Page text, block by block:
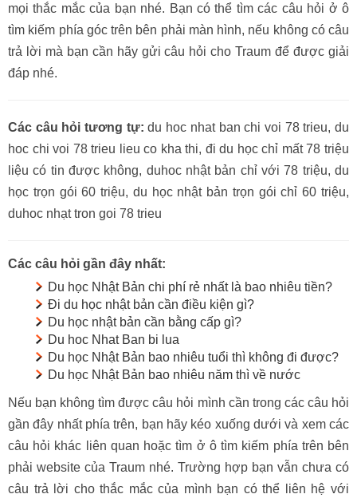
mọi thắc mắc của bạn nhé. Bạn có thể tìm các câu hỏi ở ô
tìm kiếm phía góc trên bên phải màn hình, nếu không có câu
trả lời mà bạn cần hãy gửi câu hỏi cho Traum để được giải
đáp nhé.
Các câu hỏi tương tự: du hoc nhat ban chi voi 78 trieu, du
hoc chi voi 78 trieu lieu co kha thi, đi du học chỉ mất 78 triệu
liệu có tin được không, duhoc nhật bản chỉ với 78 triệu, du
học trọn gói 60 triệu, du học nhật bản trọn gói chỉ 60 triệu,
duhoc nhạt tron goi 78 trieu
Các câu hỏi gần đây nhất:
Du học Nhật Bản chi phí rẻ nhất là bao nhiêu tiền?
Đi du học nhật bản cần điều kiện gì?
Du học nhật bản cần bằng cấp gì?
Du hoc Nhat Ban bi lua
Du học Nhật Bản bao nhiêu tuổi thì không đi được?
Du học Nhật Bản bao nhiêu năm thì về nước
Nếu bạn không tìm được câu hỏi mình cần trong các câu hỏi
gần đây nhất phía trên, bạn hãy kéo xuống dưới và xem các
câu hỏi khác liên quan hoặc tìm ở ô tìm kiếm phía trên bên
phải website của Traum nhé. Trường hợp bạn vẫn chưa có
câu trả lời cho thắc mắc của mình bạn có thể liên hệ với